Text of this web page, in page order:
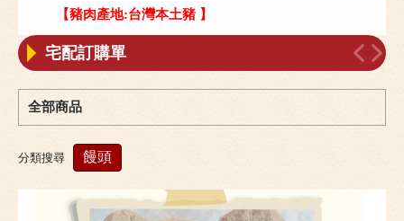
【 豬肉產地:台灣本土豬 】
宅配訂購單
全部商品
分類搜尋 饅頭